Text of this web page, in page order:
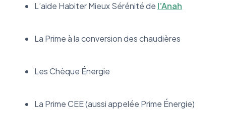
L’aide Habiter Mieux Sérénité de l’Anah
La Prime à la conversion des chaudières
Les Chèque Énergie
La Prime CEE (aussi appelée Prime Énergie)